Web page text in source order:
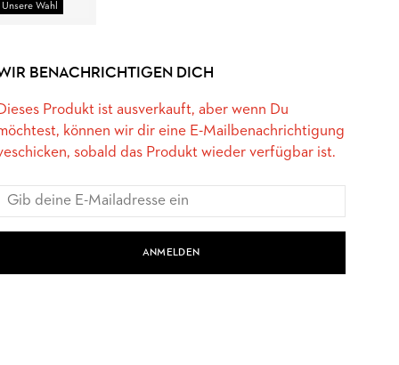
Unsere Wahl
BENACHRICHTIGEN DICH
Dieses Produkt ist ausverkauft, aber wenn Du
können wir dir eine E-Mailbenachrichtigung
sobald das Produkt wieder verfügbar ist.
ANMELDEN